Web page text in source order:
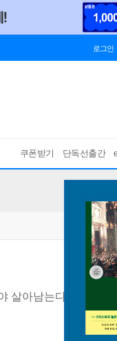
로그인
쿠폰받기 단독선출간
살아남는다